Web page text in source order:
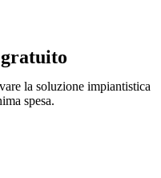
la soluzione impiantistica
spesa.